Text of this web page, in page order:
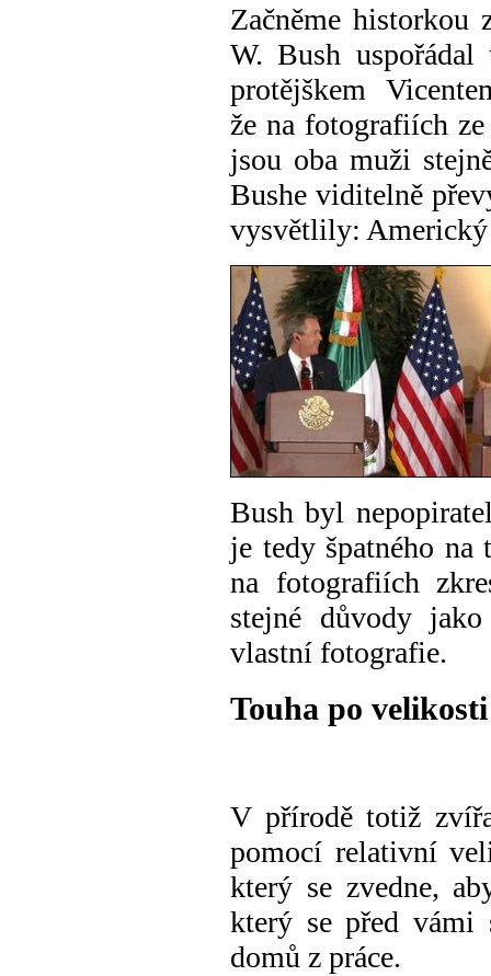
Začněme historkou
W. Bush
protějškem
že na fotografiích
jsou oba muži
Bushe viditelně
vysvětlily: Americký
Bush byl
je tedy špatného
na fotografiích
stejné důvody
vlastní fotografie.
Touha po velikosti
V přírodě totiž
pomocí relativní
který se zvedne,
který sepřed vámi
domů z práce.